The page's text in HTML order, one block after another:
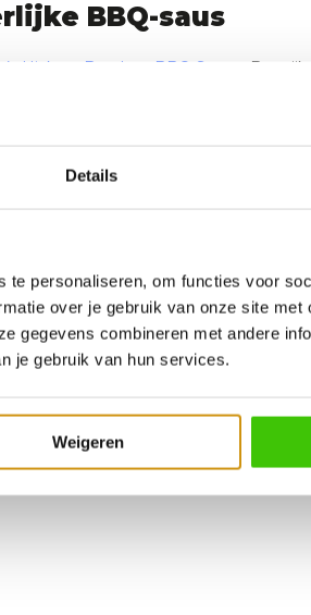
Details
personaliseren, om functies voor
over je gebruik van onze site met
gegevens combineren met andere
je gebruik van hun services.
Weigeren
BBQ-saus
Hickory Bourbon BBQ Sauce
.
glaze. Of gebruik de
kan de buitenkant verbranden
naar beneden op het rooster.
perfect past bij deze kipspiesen.
nodig: